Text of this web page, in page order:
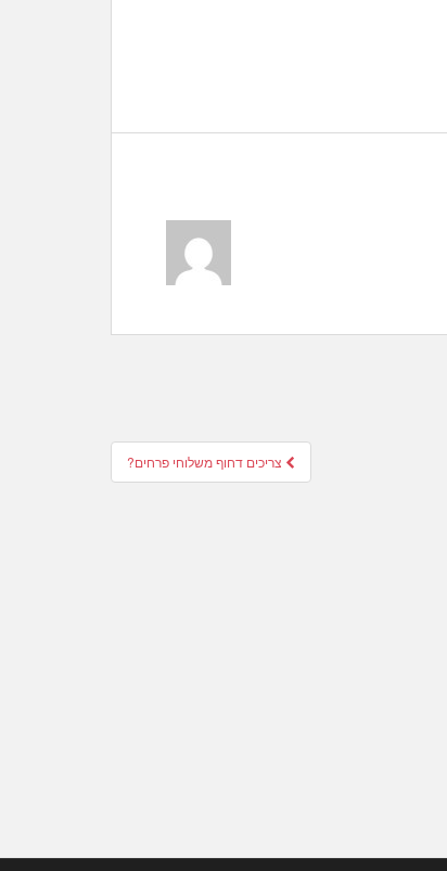
צריכים דחוף משלוחי פרחים?